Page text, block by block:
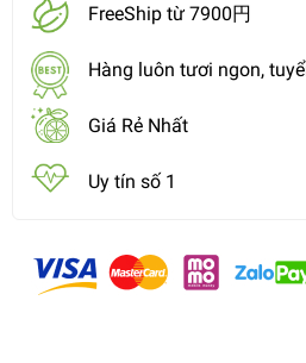
FreeShip từ 7900円
Hàng luôn tươi ngon,
Giá Rẻ Nhất
Uy tín số 1